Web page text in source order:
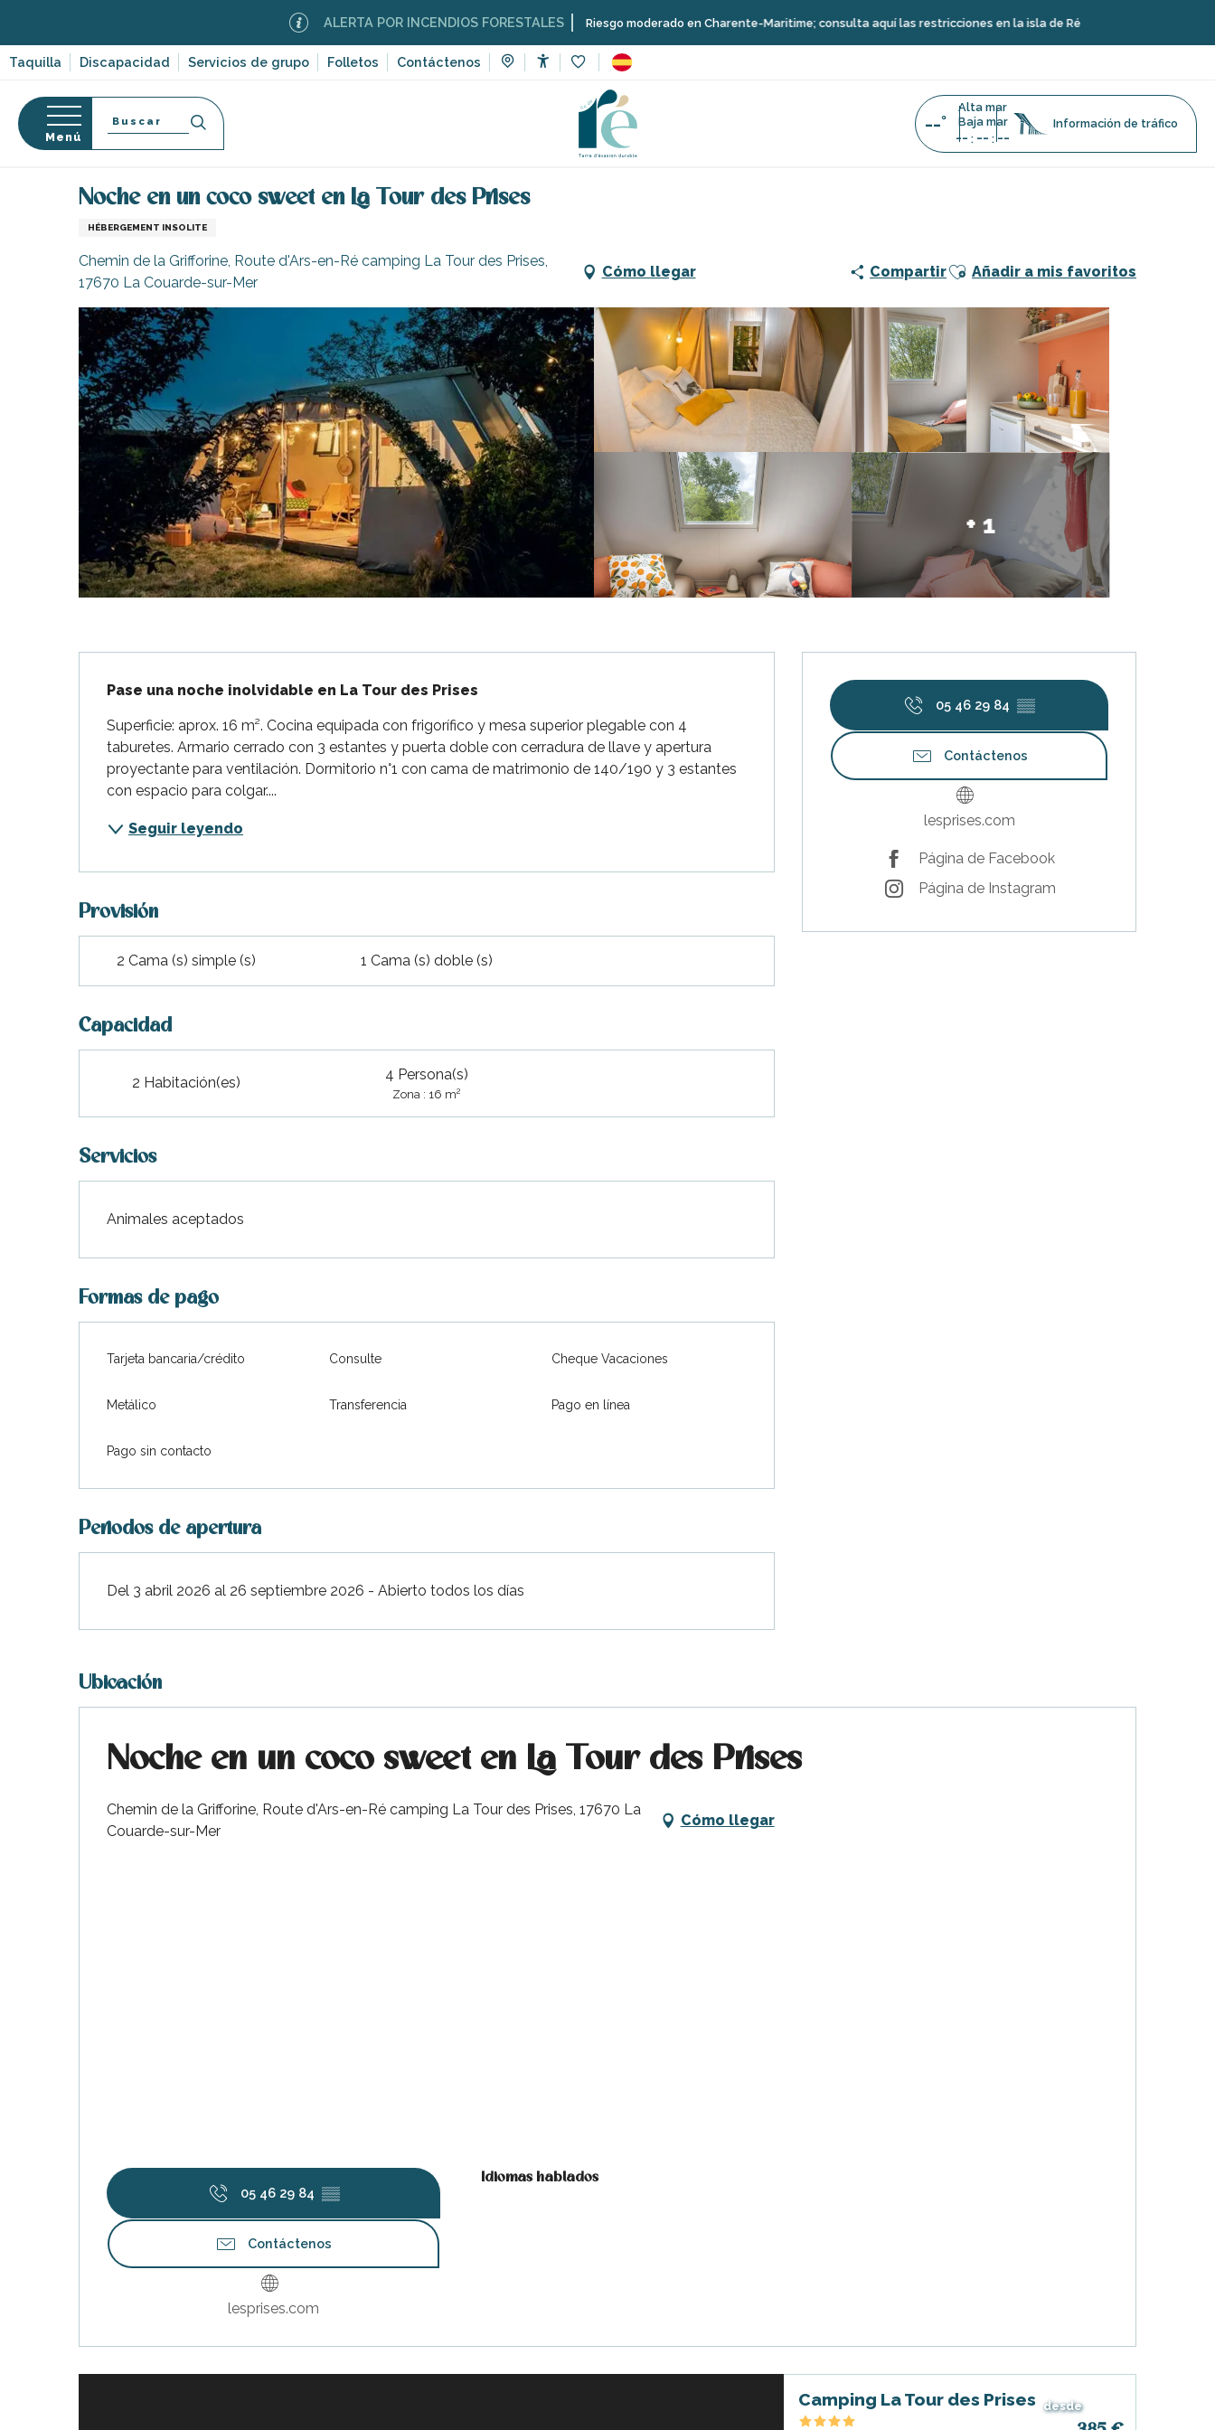
contenu
principal
Taquilla Discapacidad Servicios de grupo Folletos Contáctenos
ALERTA POR INCENDIOS FORESTALES Riesgo moderado en Charente-Maritime; consulta aquí las restricciones en la isla de Ré
Plage-en-
sur-
en-Ré
Marie-de-Ré
Menú
Buscar --°
Alta mar
Baja mar
-- : -- : --
Información de tráfico
Página Web
Noche en un coco sweet en La Tour des Prises
HÉBERGEMENT INSOLITE
Chemin de la Grifforine, Route d'Ars-en-Ré camping La Tour des Prises,
17670 La Couarde-sur-Mer
Cómo llegar CompartirAjouter aux favoris
Añadir a mis favoritos
+ 1
Horarios y datos de contacto
05 46 29 84 ▒▒
Contáctenos
lesprises.com
Página de Facebook
Página de Instagram
Pase una noche inolvidable en La Tour des Prises
Superficie: aprox. 16 m². Cocina equipada con frigorífico y mesa superior plegable con 4
taburetes. Armario cerrado con 3 estantes y puerta doble con cerradura de llave y apertura
proyectante para ventilación. Dormitorio n°1 con cama de matrimonio de 140/190 y 3 estantes
con espacio para colgar....
Seguir leyendo
Provisión
2 Cama (s) simple (s) 1 Cama (s) doble (s)
Capacidad
2 Habitación(es) 4 Persona(s)
Zona : 16 m2
Servicios
Animales aceptados
Formas de pago
Tarjeta bancaria/crédito Consulte Cheque Vacaciones
Metálico Transferencia Pago en línea
Pago sin contacto
Periodos de apertura
Del 3 abril 2026 al 26 septiembre 2026 - Abierto todos los días
Ubicación
Noche en un coco sweet en La Tour des Prises
Chemin de la Grifforine, Route d'Ars-en-Ré camping La Tour des Prises, 17670 La
Couarde-sur-Mer
Cómo llegar
05 46 29 84 ▒▒
Contáctenos
lesprises.com
Idiomas hablados
Idiomas hablados
desde
Camping La Tour des Prises